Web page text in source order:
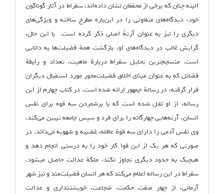
البته چنان که برخی از محققان نشان داده‌‌اند، سقراط در آثار گوناگون
خود، دیدگاه‌های متفاوتی را در این‌باره مطرح ساخته و ویژگی‌های
دیگری را نیز به عنوان آرته‌ٔ اصلی ذکر کرده است. با این حال،
گرایش غالب در دیدگاه‌های او، بازگشت همهٔ فضیلت‌ها به دانایی
است. منسجم‌ترین تحلیل سقراط دربارهٔ ماهیت، تعداد و رابطهٔ
فضائل که به عنوان مبنای اخلاق فضیلت‌محور مورد استقبال دیگران
قرار گرفته، در رسالهٔ جمهور ارائه شده است. در کتاب چهارم از این
رساله، از او نقل شده است که با برشمردن سه قوه برای نفس
انسان، آرته‌هایی چهارگانه را برای فرد و سپس جامعه تبیین می‌کند.
وی نفس آدمی را دارای سه قوهٔ عاقله، غضبیه و شهویه می‌داند. در
صورتی که هر یک از این قوا کار خود را به درستی انجام دهد و
هیچ‏یک به حدود دیگری تجاوز نکند، ملکهٔ عدالت حاصل می‏شود.
سقراط در این رساله اعلام می‌کند که هر انسان فضیلت‌مند و نیز شهر
آرمانی، از چهار صفت حکمت، شجاعت، خویشتن‏داری و عدالت